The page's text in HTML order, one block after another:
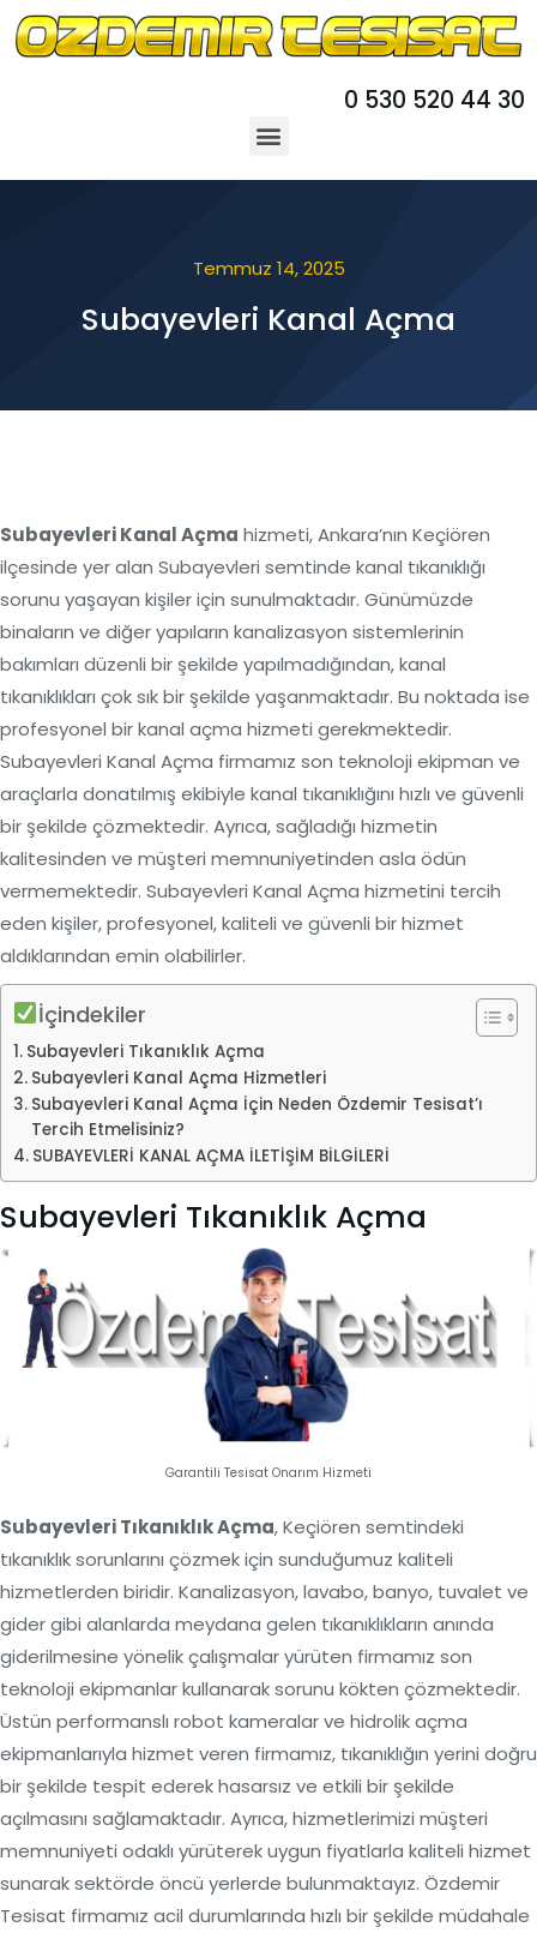
0 530 520 44 30
Temmuz 14, 2025
Subayevleri Kanal Açma
Subayevleri Kanal Açma hizmeti, Ankara’nın Keçiören
ilçesinde yer alan Subayevleri semtinde kanal tıkanıklığı
sorunu yaşayan kişiler için sunulmaktadır. Günümüzde
binaların ve diğer yapıların kanalizasyon sistemlerinin
bakımları düzenli bir şekilde yapılmadığından, kanal
tıkanıklıkları çok sık bir şekilde yaşanmaktadır. Bu noktada ise
profesyonel bir kanal açma hizmeti gerekmektedir.
Subayevleri Kanal Açma firmamız son teknoloji ekipman ve
araçlarla donatılmış ekibiyle kanal tıkanıklığını hızlı ve güvenli
bir şekilde çözmektedir. Ayrıca, sağladığı hizmetin
kalitesinden ve müşteri memnuniyetinden asla ödün
vermemektedir. Subayevleri Kanal Açma hizmetini tercih
eden kişiler, profesyonel, kaliteli ve güvenli bir hizmet
aldıklarından emin olabilirler.
İçindekiler
Subayevleri Tıkanıklık Açma
Subayevleri Kanal Açma Hizmetleri
Subayevleri Kanal Açma İçin Neden Özdemir Tesisat’ı
Tercih Etmelisiniz?
SUBAYEVLERİ KANAL AÇMA İLETİŞİM BİLGİLERİ
Subayevleri Tıkanıklık Açma
Garantili Tesisat Onarım Hizmeti
Subayevleri Tıkanıklık Açma, Keçiören semtindeki
tıkanıklık sorunlarını çözmek için sunduğumuz kaliteli
hizmetlerden biridir. Kanalizasyon, lavabo, banyo, tuvalet ve
gider gibi alanlarda meydana gelen tıkanıklıkların anında
giderilmesine yönelik çalışmalar yürüten firmamız son
teknoloji ekipmanlar kullanarak sorunu kökten çözmektedir.
Üstün performanslı robot kameralar ve hidrolik açma
ekipmanlarıyla hizmet veren firmamız, tıkanıklığın yerini doğru
bir şekilde tespit ederek hasarsız ve etkili bir şekilde
açılmasını sağlamaktadır. Ayrıca, hizmetlerimizi müşteri
memnuniyeti odaklı yürüterek uygun fiyatlarla kaliteli hizmet
sunarak sektörde öncü yerlerde bulunmaktayız. Özdemir
Tesisat firmamız acil durumlarında hızlı bir şekilde müdahale